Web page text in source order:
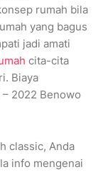
rumah bila
yang bagus
jadi amati
cita-cita
Biaya
2022 Benowo
classic, Anda
info mengenai